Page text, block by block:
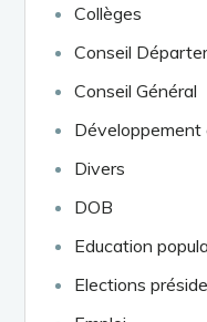
Collèges
Conseil
Conseil Général
Développement
Divers
DOB
Education
Elections